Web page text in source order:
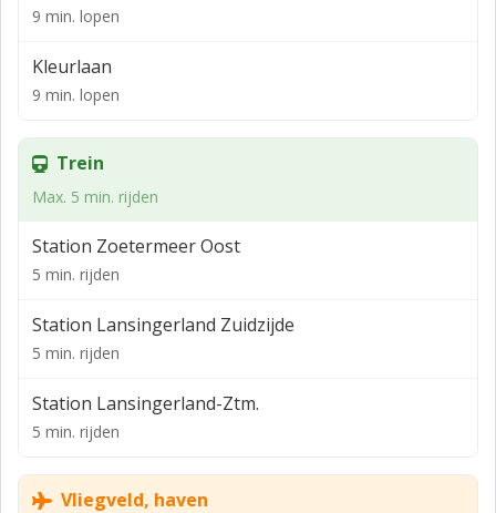
nationale spoorwegnet, waardoor de grote steden in
station Zoetermeer toegang tot het RandstadRail-
netwerk, waarmee zowel het openbaar vervoer van
is.
KADASTRALE GEGEVENS
Sectie : D
Bouwjaar: in ontwikkeling
De bestemming van Koraalrood 50A is
Bestemmingsplan : Rokkeveen
9 min. lopen
Kleurlaan
9 min. lopen
Trein
Max. 5 min. rijden
Station Zoetermeer Oost
5 min. rijden
Station Lansingerland Zuidzijde
5 min. rijden
Station Lansingerland-Ztm.
5 min. rijden
Vliegveld, haven